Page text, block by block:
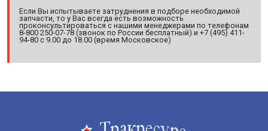
Если Вы испытываете затруднения в подборе необходимой
запчасти, то у Вас всегда есть возможность
проконсультироваться с нашими менеджерами по телефонам
8-800 250-07-78 (звонок по России бесплатный) и +7 (495) 411-
94-80 с 9.00 до 18.00 (время Московское)